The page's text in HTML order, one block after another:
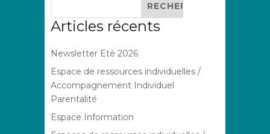
Articles récents
Newsletter Eté 2026
Espace de ressources individuelles /
Accompagnement Individuel
Parentalité
Espace Information